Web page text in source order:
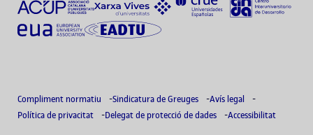
Compliment normatiu Sindicatura de Greuges
Avís legal
Política de privacitat
Delegat de protecció de dades Accessibilitat